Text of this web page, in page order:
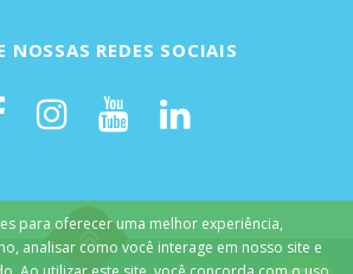
NOSSAS REDES SOCIAIS
para oferecer uma melhor experiência,
analisar como você interage em nosso site e